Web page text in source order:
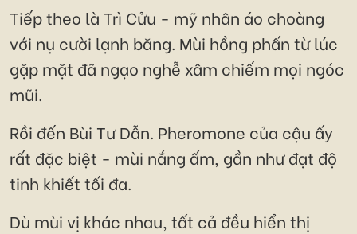
Tiếp theo là Trì Cửu - mỹ nhân áo choàng
với nụ cười lạnh băng. Mùi hồng phấn từ lúc
gặp mặt đã ngạo nghễ xâm chiếm mọi ngóc
mũi.
Rồi đến Bùi Tư Dẫn. Pheromone của cậu ấy
rất đặc biệt - mùi nắng ấm, gần như đạt độ
tinh khiết tối đa.
Dù mùi vị khác nhau, tất cả đều hiển thị